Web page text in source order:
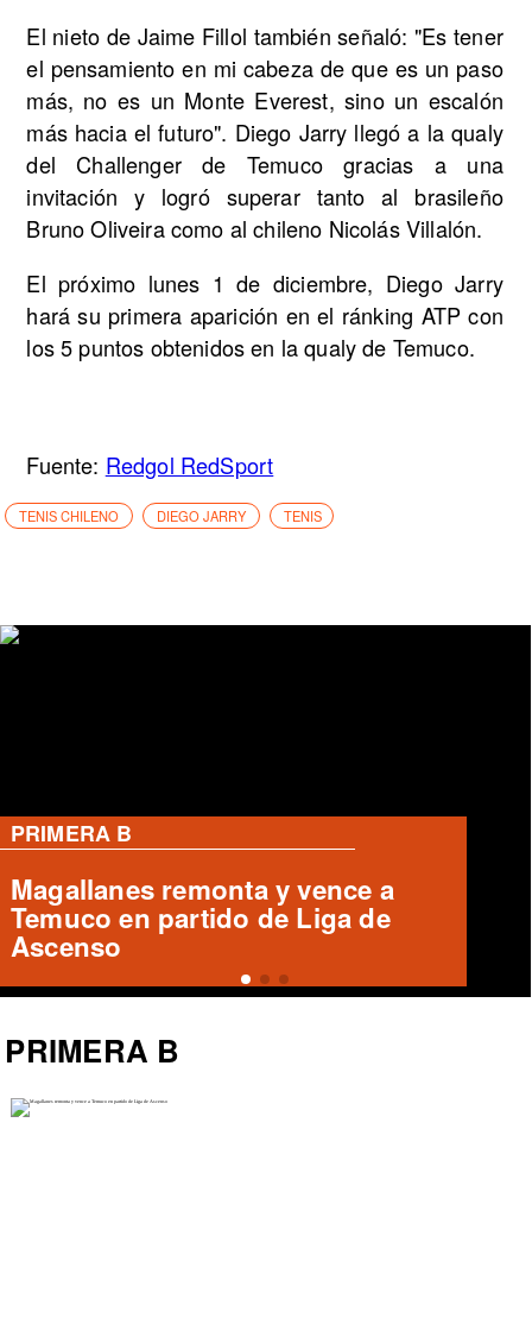
El nieto de Jaime Fillol también señaló: "Es tener
el pensamiento en mi cabeza de que es un paso
más, no es un Monte Everest, sino un escalón
más hacia el futuro". Diego Jarry llegó a la qualy
del Challenger de Temuco gracias a una
invitación y logró superar tanto al brasileño
Bruno Oliveira como al chileno Nicolás Villalón.
El próximo lunes 1 de diciembre, Diego Jarry
hará su primera aparición en el ránking ATP con
los 5 puntos obtenidos en la qualy de Temuco.
Fuente: Redgol RedSport
TENIS CHILENO DIEGO JARRY TENIS
PRIMERA B
Cobreloa empata 1-1 con Iquique
en el Zorros del Desierto
PRIMERA B